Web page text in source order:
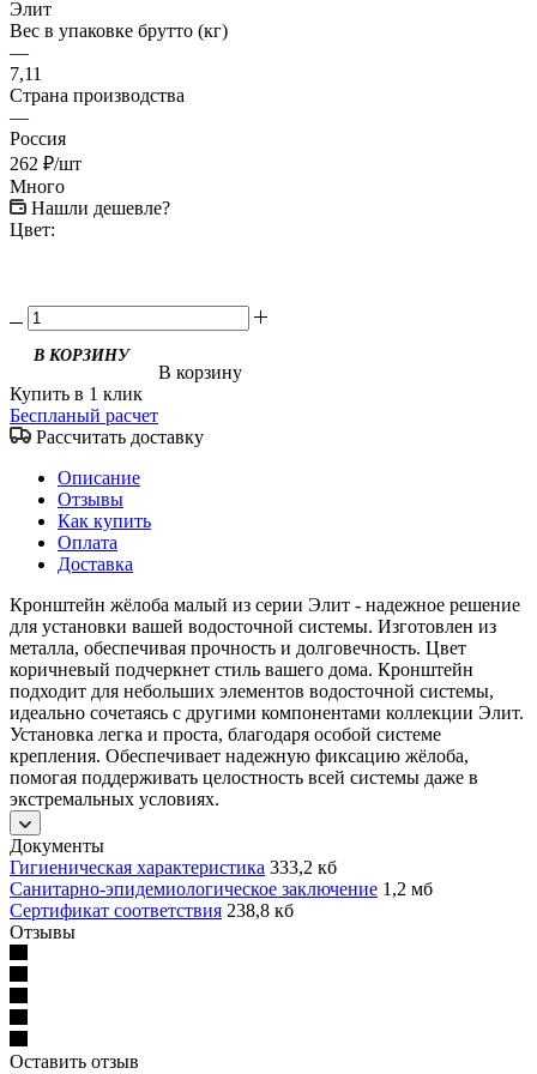
Элит
Вес в упаковке брутто (кг)
—
7,11
Страна производства
—
Россия
262 ₽/шт
Много
Нашли дешевле?
Цвет:
В КОРЗИНУ
В корзину
Купить в 1 клик
Беспланый расчет
Рассчитать доставку
Описание
Отзывы
Как купить
Оплата
Доставка
Кронштейн жёлоба малый из серии Элит - надежное решение
для установки вашей водосточной системы. Изготовлен из
металла, обеспечивая прочность и долговечность. Цвет
коричневый подчеркнет стиль вашего дома. Кронштейн
подходит для небольших элементов водосточной системы,
идеально сочетаясь с другими компонентами коллекции Элит.
Установка легка и проста, благодаря особой системе
крепления. Обеспечивает надежную фиксацию жёлоба,
помогая поддерживать целостность всей системы даже в
экстремальных условиях.
Документы
Гигиеническая характеристика 333,2 кб
Санитарно-эпидемиологическое заключение 1,2 мб
Сертификат соответствия 238,8 кб
Отзывы
Оставить отзыв